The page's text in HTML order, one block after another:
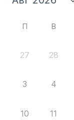
П В
27 28
3 4
10 11